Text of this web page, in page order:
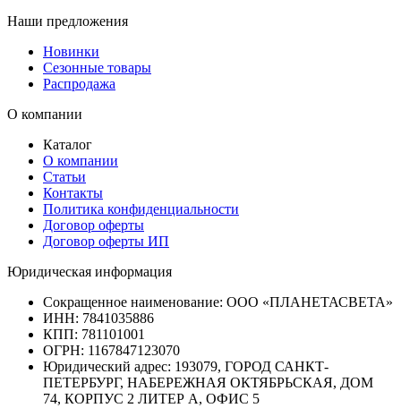
Наши предложения
Новинки
Сезонные товары
Распродажа
О компании
Каталог
О компании
Статьи
Контакты
Политика конфиденциальности
Договор оферты
Договор оферты ИП
Юридическая информация
Сокращенное наименование: ООО «ПЛАНЕТАСВЕТА»
ИНН: 7841035886
КПП: 781101001
ОГРН: 1167847123070
Юридический адрес: 193079, ГОРОД САНКТ-
ПЕТЕРБУРГ, НАБЕРЕЖНАЯ ОКТЯБРЬСКАЯ, ДОМ
74, КОРПУС 2 ЛИТЕР А, ОФИС 5